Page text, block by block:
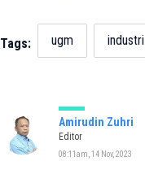
Tags: ugm industri
Amirudin Zuhri
Editor
08:11am, 14 Nov, 2023